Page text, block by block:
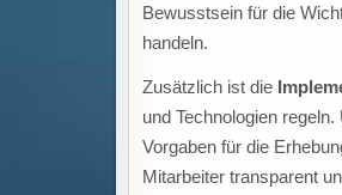
Bewusstsein für die
handeln.
Zusätzlich ist die
und Technologien
Vorgaben für die
Mitarbeiter transparent